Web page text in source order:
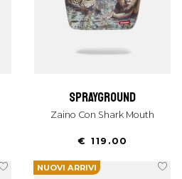
sprayground
Zaino Con Shark Mouth
€ 119.00
NUOVI ARRIVI